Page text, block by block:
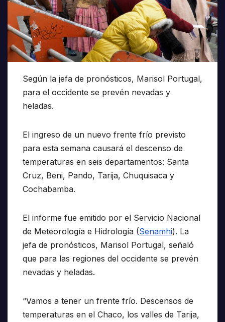
Según la jefa de pronósticos, Marisol Portugal,
para el occidente se prevén nevadas y
heladas.
El ingreso de un nuevo frente frío previsto
para esta semana causará el descenso de
temperaturas en seis departamentos: Santa
Cruz, Beni, Pando, Tarija, Chuquisaca y
Cochabamba.
El informe fue emitido por el Servicio Nacional
de Meteorología e Hidrología (Senamhi). La
jefa de pronósticos, Marisol Portugal, señaló
que para las regiones del occidente se prevén
nevadas y heladas.
“Vamos a tener un frente frío. Descensos de
temperaturas en el Chaco, los valles de Tarija,